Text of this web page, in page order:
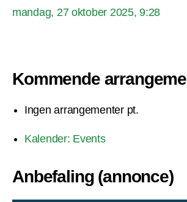
mandag, 27 oktober 2025, 9:28
Kommende
Ingen arrangementer pt.
Kalender: Events
Anbefaling (annonce)